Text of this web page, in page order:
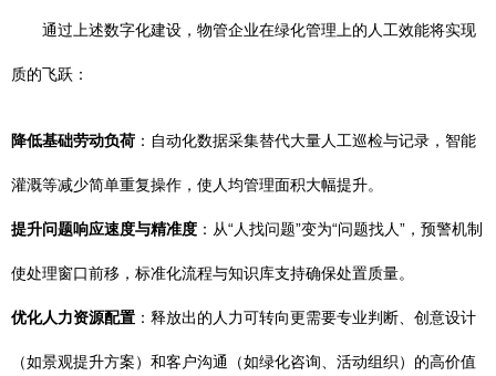
通过上述数字化建设，物管企业在绿化管理上的人工效能将实现
质的飞跃：
降低基础劳动负荷 ：自动化数据采集替代大量人工巡检与记录，智能
灌溉等减少简单重复操作，使人均管理面积大幅提升。
提升问题响应速度与精准度 ：从“人找问题”变为“问题找人”，预警机制
使处理窗口前移，标准化流程与知识库支持确保处置质量。
优化人力资源配置 ：释放出的人力可转向更需要专业判断、创意设计
（如景观提升方案）和客户沟通（如绿化咨询、活动组织）的高价值